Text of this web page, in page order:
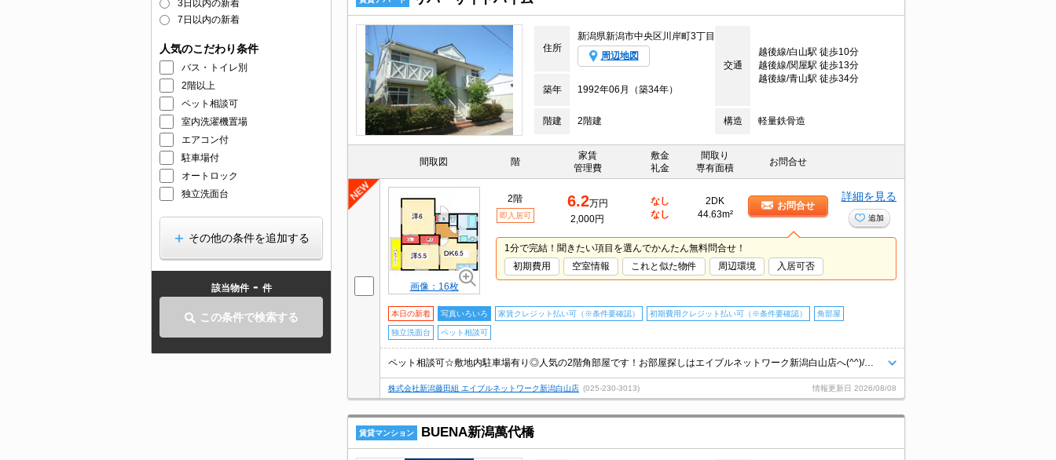
3日以内の新着
7日以内の新着
人気のこだわり条件
バス・トイレ別
2階以上
ペット相談可
室内洗濯機置場
エアコン付
駐車場付
オートロック
独立洗面台
その他の条件を追加する
該当物件 - 件
この条件で検索する
住所
新潟県新潟市中央区川岸町3丁目
周辺地図
交通
越後線/白山駅 徒歩10分
越後線/関屋駅 徒歩13分
越後線/青山駅 徒歩34分
築年
1992年06月（築34年）
階建 2階建 構造 軽量鉄骨造
間取図 階
家賃
管理費
敷金
礼金
間取り
専有面積
お問合せ
画像：16枚
2階
即入居可
6.2万円
2,000円
なし
なし
2DK
44.63m²
お問合せ
詳細を見る
追加
1分で完結！聞きたい項目を選んでかんたん無料問合せ！
初期費用
空室情報 これと似た物件 周辺環境 入居可否
本日の新着 写真いろいろ 家賃クレジット払い可（※条件要確認） 初期費用クレジット払い可（※条件要確認） 角部屋
独立洗面台 ペット相談可
ペット相談可☆敷地内駐車場有り◎人気の2階角部屋です！お部屋探しはエイブルネットワーク新潟白山店へ(^^)/追い焚き機能付きで新潟の冬も安心！数少ないペット相談可能なお部屋です◎窓の多いお部屋で風通しが良く光も取り入れやすいですね♪
株式会社新潟藤田組 エイブルネットワーク新潟白山店 (025-230-3013) 情報更新日 2026/08/08
賃貸マンション BUENA新潟萬代橋